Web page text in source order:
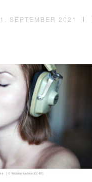
1. SEPTEMBER 2021